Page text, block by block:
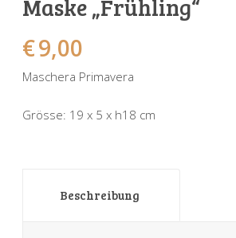
Maske „Frühling“
€9,00
Maschera Primavera
Grösse: 19 x 5 x h18 cm
Beschreibung
Sonnenuhren
Spardosen
Verschiedene
Vögel
Wandtafeln
Verschiedene
Wandschalen
Sockel + Säulen
Tierfiguren
Meeresbewohner
Schildkröten
Schnecken
Schweine + Wildschweine
Vögel
Utensilien
Zwiebel- + Knoblauchtöpfe